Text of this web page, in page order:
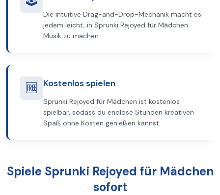
Die intuitive Drag-and-Drop-Mechanik macht es
jedem leicht, in Sprunki Rejoyed für Mädchen
Musik zu machen.
🆓 Kostenlos spielen
Sprunki Rejoyed für Mädchen ist kostenlos
spielbar, sodass du endlose Stunden kreativen
Spaß ohne Kosten genießen kannst.
Spiele Sprunki Rejoyed für Mädchen
sofort